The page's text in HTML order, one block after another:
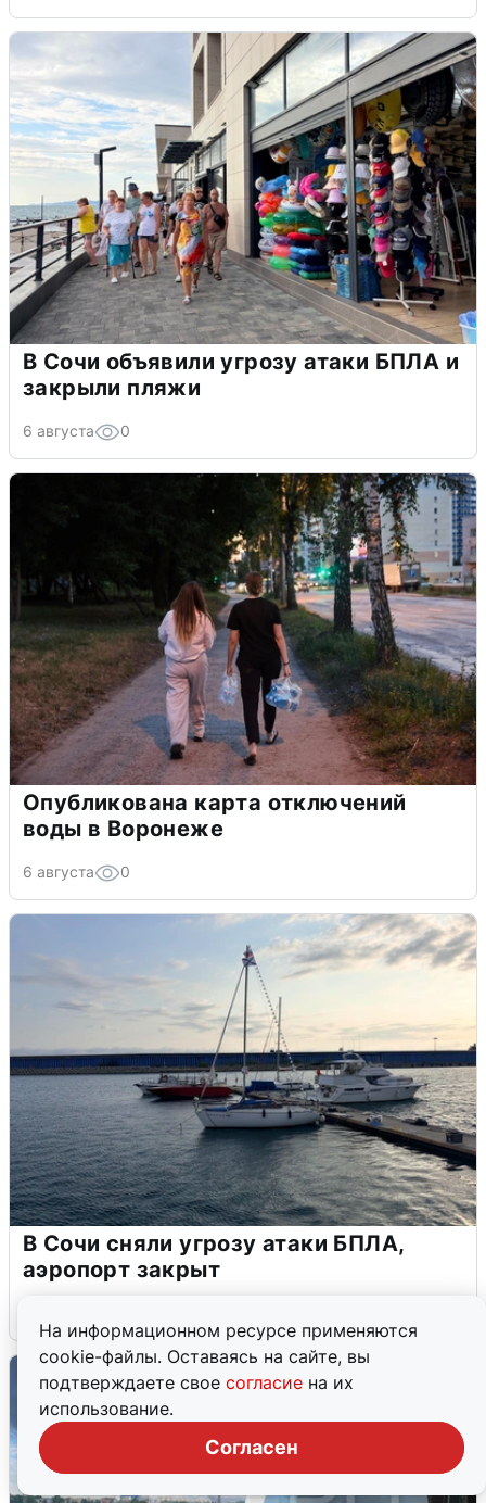
На информационном ресурсе применяются
cookie-файлы. Оставаясь на сайте, вы
подтверждаете свое согласие на их
использование.
Согласен
В Сочи объявили угрозу атаки БПЛА и
закрыли пляжи
6 августа 0
Опубликована карта отключений
воды в Воронеже
6 августа 0
В Сочи сняли угрозу атаки БПЛА,
аэропорт закрыт